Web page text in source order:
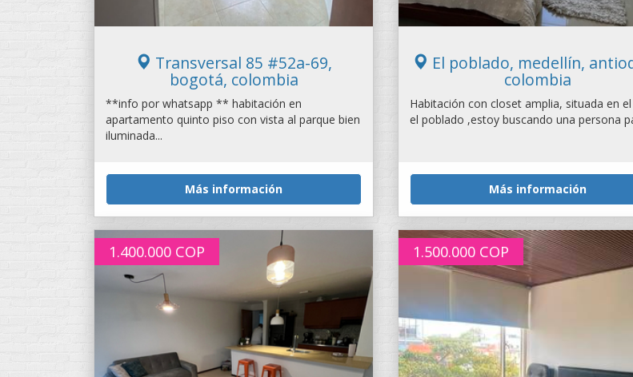
Transversal 85 #52a-69,
bogotá, colombia
**info por whatsapp ** habitación en
apartamento quinto piso con vista al parque bien
iluminada...
Más información
El poblado, medellín,
colombia
Habitación con closet amplia, situada en
el poblado ,estoy buscando una persona
Más información
1.400.000 COP 1.500.000 COP